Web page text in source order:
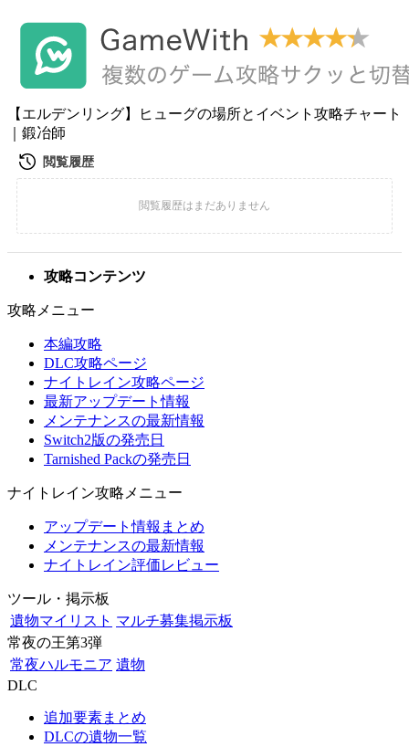
【エルデンリング】ヒューグの場所とイベント攻略チャート
｜鍛冶師
攻略コンテンツ
攻略メニュー
本編攻略
DLC攻略ページ
ナイトレイン攻略ページ
最新アップデート情報
メンテナンスの最新情報
Switch2版の発売日
Tarnished Packの発売日
ナイトレイン攻略メニュー
アップデート情報まとめ
メンテナンスの最新情報
ナイトレイン評価レビュー
ツール・掲示板
遺物マイリスト マルチ募集掲示板
常夜の王第3弾
常夜ハルモニア 遺物
DLC
追加要素まとめ
DLCの遺物一覧